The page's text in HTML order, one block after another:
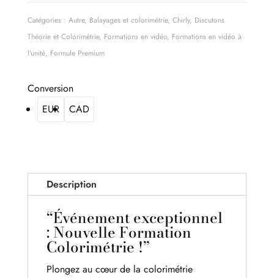
Catégories : Autre, Balayages et colorimétrie, Chirly, Discutons
Théorie et Colorimétrie, Formations en vidéo, Formations en vidéo à
l'unité, Formule Premium
Conversion
EUR
CAD
Description
“Événement exceptionnel
: Nouvelle Formation
Colorimétrie !”
Plongez au cœur de la colorimétrie